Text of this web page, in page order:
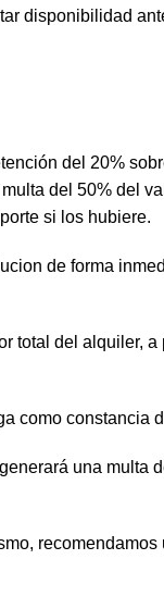
disponibilidad
del 20%
del 50% del
si los hubiere.
de forma
total del alquiler,
como constancia
una multa